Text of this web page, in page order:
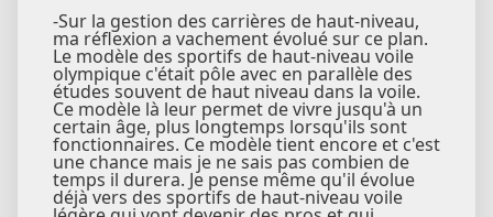
-Sur la gestion des carrières de haut-niveau,
ma réflexion a vachement évolué sur ce plan.
Le modèle des sportifs de haut-niveau voile
olympique c'était pôle avec en parallèle des
études souvent de haut niveau dans la voile.
Ce modèle là leur permet de vivre jusqu'à un
certain âge, plus longtemps lorsqu'ils sont
fonctionnaires. Ce modèle tient encore et c'est
une chance mais je ne sais pas combien de
temps il durera. Je pense même qu'il évolue
déjà vers des sportifs de haut-niveau voile